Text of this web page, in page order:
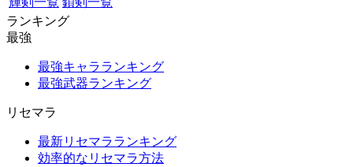
ランキング
最強
最強キャラランキング
最強武器ランキング
リセマラ
最新リセマラランキング
効率的なリセマラ方法